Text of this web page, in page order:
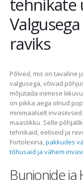
raviks
Põlved, mis on tavaline
valgusega, võivad
mõjutada inimese
on pikka aega olnud
minimaalselt
maastikku. Selle
tehnikaid, eeliseid ja
Fortolexina,pakkudes
tõhusaid ja vähem
Bunionide ja